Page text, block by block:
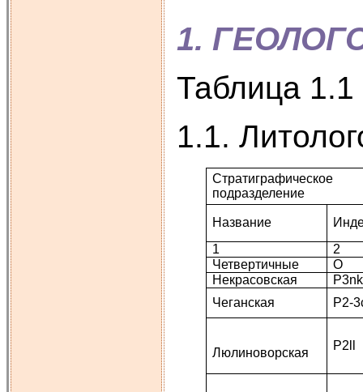
1.
Таблица 1.1
1.1.
Стратиграфическое
подразделение
Название
1
2
Четвертичные
О
Некрасовская
P3nk
Чеганская
P2-
Люлиноворская
P2ll